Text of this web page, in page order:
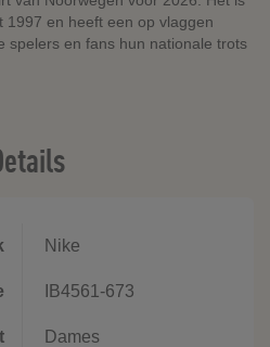
en heeft een op vlaggen
spelers en fans hun nationale trots
Nike
IB4561-673
Dames